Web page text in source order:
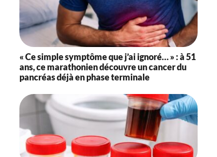
« Ce simple symptôme que j’ai ignoré… » : à 51
ans, ce marathonien découvre un cancer du
pancréas déjà en phase terminale